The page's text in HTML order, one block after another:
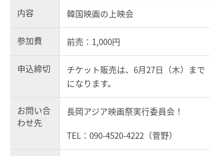
内容 韓国映画の上映会
参加費 前売：1,000円
申込締切
チケット販売は、6月27日（木）まで
になります。
お問い合
わせ先
長岡アジア映画祭実行委員会！
TEL：090-4520-4222（菅野）